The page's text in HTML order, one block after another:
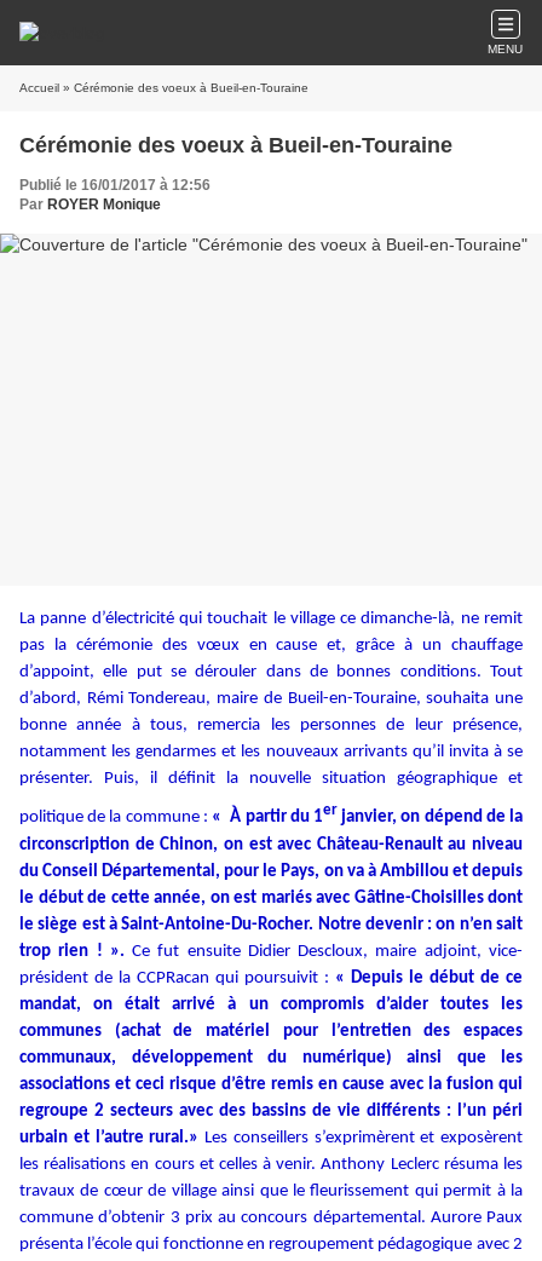
MENU
Accueil » Cérémonie des voeux à Bueil-en-Touraine
Cérémonie des voeux à Bueil-en-Touraine
Publié le 16/01/2017 à 12:56
Par ROYER Monique
La panne d’électricité qui touchait le village ce dimanche-là, ne remit
pas la cérémonie des vœux en cause et, grâce à un chauffage
d’appoint, elle put se dérouler dans de bonnes conditions. Tout
d’abord, Rémi Tondereau, maire de Bueil-en-Touraine, souhaita une
bonne année à tous, remercia les personnes de leur présence,
notamment les gendarmes et les nouveaux arrivants qu’il invita à se
présenter. Puis, il définit la nouvelle situation géographique et
politique de la commune : « À partir du 1er janvier, on dépend de la
circonscription de Chinon, on est avec Château-Renault au niveau
du Conseil Départemental, pour le Pays, on va à Ambillou et depuis
le début de cette année, on est mariés avec Gâtine-Choisilles dont
le siège est à Saint-Antoine-Du-Rocher. Notre devenir : on n’en sait
trop rien ! ». Ce fut ensuite Didier Descloux, maire adjoint, vice-
président de la CCPRacan qui poursuivit : « Depuis le début de ce
mandat, on était arrivé à un compromis d’aider toutes les
communes (achat de matériel pour l’entretien des espaces
communaux, développement du numérique) ainsi que les
associations et ceci risque d’être remis en cause avec la fusion qui
regroupe 2 secteurs avec des bassins de vie différents : l’un péri
urbain et l’autre rural.» Les conseillers s’exprimèrent et exposèrent
les réalisations en cours et celles à venir.Anthony Leclerc résuma les
travaux de cœur de village ainsi que le fleurissement qui permit à la
commune d’obtenir 3 prix au concours départemental. Aurore Paux
présenta l’école qui fonctionne en regroupement pédagogique avec 2